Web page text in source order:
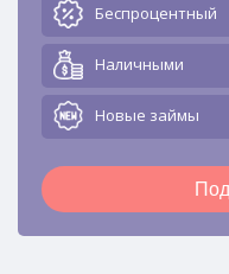
Беспроцентный
Наличными
Новые займы